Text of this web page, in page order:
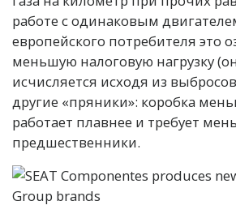
работе с одинаковым
европейского потребителя это
меньшую налоговую нагрузку
исчисляется исходя из
другие «пряники»: коробка
работает плавнее и требует
предшественники.